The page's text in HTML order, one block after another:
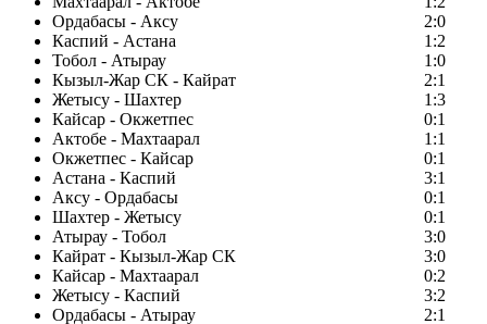
Ордабасы - Аксу
2:0
Каспий - Астана
1:2
Тобол - Атырау
1:0
Кызыл-Жар СК - Кайрат
2:1
Жетысу - Шахтер
1:3
Кайсар - Окжетпес
0:1
Актобе - Махтаарал
1:1
Окжетпес - Кайсар
0:1
Астана - Каспий
3:1
Аксу - Ордабасы
0:1
Шахтер - Жетысу
0:1
Атырау - Тобол
3:0
Кайрат - Кызыл-Жар СК
3:0
Кайсар - Махтаарал
0:2
Жетысу - Каспий
3:2
Ордабасы - Атырау
2:1